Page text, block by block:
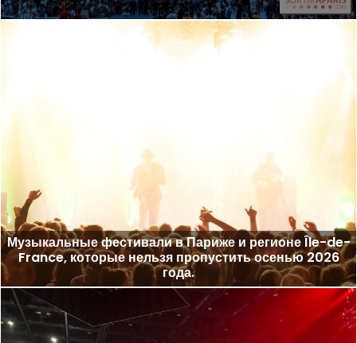
Музыкальные фестивали в Париже и регионе Île-de-
France, которые нельзя пропустить осенью 2026
года.